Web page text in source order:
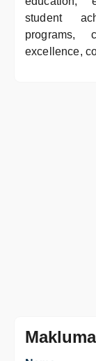
student
programs,
excellence,